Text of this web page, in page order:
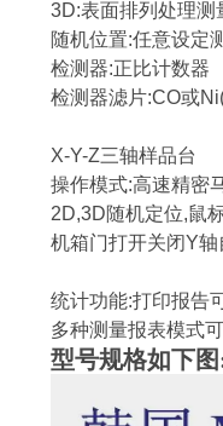
3D:表面排列处理测
随机位置:任意设定
检测器:正比计数器
检测器滤片:CO或
X-Y-Z三轴样品台
操作模式:高速精密
2D,3D随机定位,鼠
机箱门打开关闭Y轴
统计功能:打印报告
多种测量报表模式
型号规格如下